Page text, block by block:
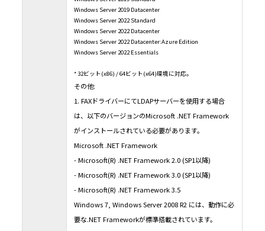
Windows Server 2019 Datacenter
Windows Server 2022 Standard
Windows Server 2022 Datacenter
Windows Server 2022 Datacenter:Azure Edition
Windows Server 2022 Essentials
* 32ビット(x86) / 64ビット(x64)環境に対応。
その他:
1. FAXドライバーにてLDAPサーバーを使用する場合
は、以下のバージョンのMicrosoft .NET Framework
がインストールされている必要があります。
Microsoft .NET Framework
- Microsoft(R) .NET Framework 2.0 (SP1以降)
- Microsoft(R) .NET Framework 3.0 (SP1以降)
- Microsoft(R) .NET Framework 3.5
Windows 7, Windows Server 2008 R2 には、動作に必
要な.NET Frameworkが標準搭載されています。